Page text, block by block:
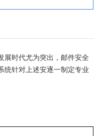
展时代尤为突出，邮件安全
统针对上述安逐一制定专业